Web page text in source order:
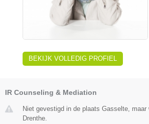
BEKIJK VOLLEDIG PROFIEL
IR Counseling & Mediation
Niet gevestigd in de plaats Gasselte, maar
Drenthe.